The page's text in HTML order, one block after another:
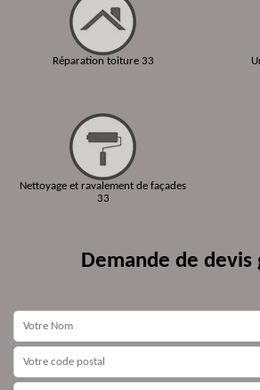
Réparation toiture 33
Nettoyage et ravalement de façades
33
Demande de devis